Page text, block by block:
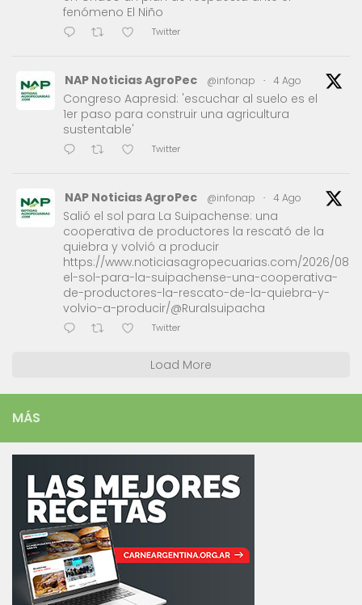
fenómeno El Niño
Twitter
NAP Noticias AgroPec @infonap · 4 Ago
Congreso Aapresid: 'escuchar al suelo es el
1er paso para construir una agricultura
sustentable'
Twitter
NAP Noticias AgroPec @infonap · 4 Ago
Salió el sol para La Suipachense: una
cooperativa de productores la rescató de la
quiebra y volvió a producir
https://www.noticiasagropecuarias.com/2026/08/
el-sol-para-la-suipachense-una-cooperativa-
de-productores-la-rescato-de-la-quiebra-y-
volvio-a-producir/@Ruralsuipacha
Twitter
Load More
MÁS